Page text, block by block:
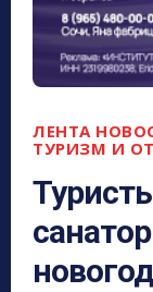
ЛЕНТА
ТУРИЗМ И